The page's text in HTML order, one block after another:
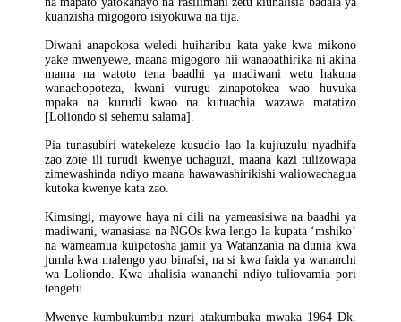
kuanzisha migogoro isiyokuwa na tija.
Diwani anapokosa weledi huiharibu kata yake kwa mikono
yake mwenyewe, maana migogoro hii wanaoathirika ni akina
mama na watoto tena baadhi ya madiwani wetu hakuna
wanachopoteza, kwani vurugu zinapotokea wao huvuka
mpaka na kurudi kwao na kutuachia wazawa matatizo
[Loliondo si sehemu salama].
Pia tunasubiri watekeleze kusudio lao la kujiuzulu nyadhifa
zao zote ili turudi kwenye uchaguzi, maana kazi tulizowapa
zimewashinda ndiyo maana hawawashirikishi waliowachagua
kutoka kwenye kata zao.
Kimsingi, mayowe haya ni dili na yameasisiwa na baadhi ya
madiwani, wanasiasa na NGOs kwa lengo la kupata ‘mshiko’
na wameamua kuipotosha jamii ya Watanzania na dunia kwa
jumla kwa malengo yao binafsi, na si kwa faida ya wananchi
wa Loliondo. Kwa uhalisia wananchi ndiyo tuliovamia pori
tengefu.
Mwenye kumbukumbu nzuri atakumbuka mwaka 1964 Dk.